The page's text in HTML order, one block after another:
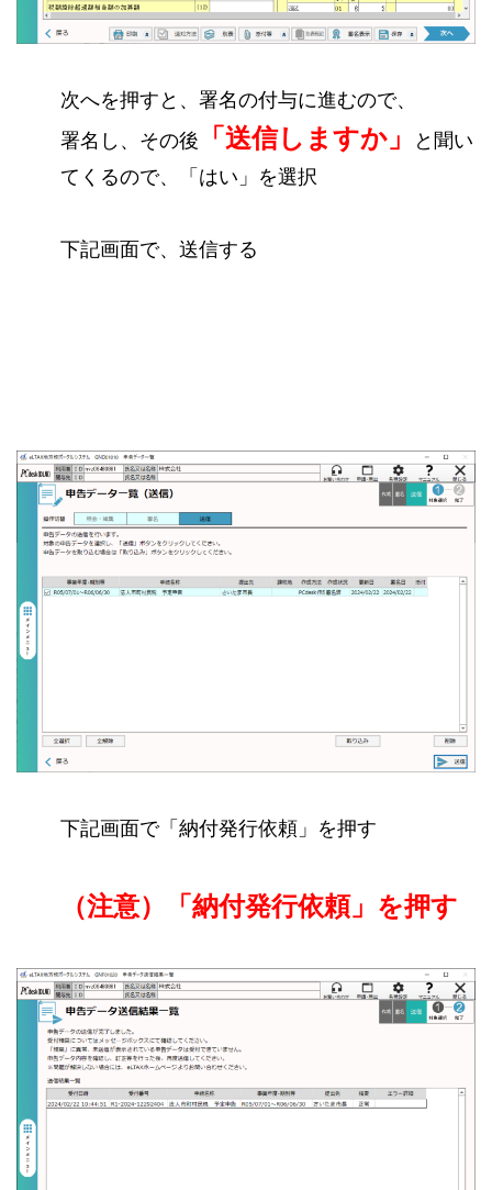
次へを押すと、署名の付与に進むので、
署名し、その後
「送信しますか」
と聞い
てくるので、「はい」を選択
下記画面で、送信する
下記画面で「納付発行依頼」を押す
（注意）「納付発行依頼」を押す